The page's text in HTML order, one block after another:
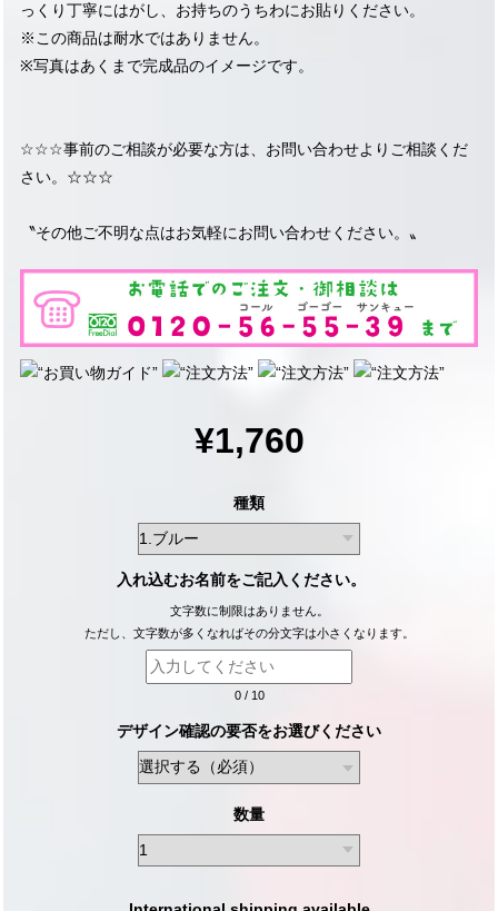
っくり丁寧にはがし、お持ちのうちわにお貼りください。
※この商品は耐水ではありません。
※写真はあくまで完成品のイメージです。
☆☆☆事前のご相談が必要な方は、お問い合わせよりご相談くだ
さい。☆☆☆
〝その他ご不明な点はお気軽にお問い合わせください。〟
¥1,760
種類
入れ込むお名前をご記入ください。
文字数に制限はありません。
ただし、文字数が多くなればその分文字は小さくなります。
0/ 10
デザイン確認の要否をお選びください
数量